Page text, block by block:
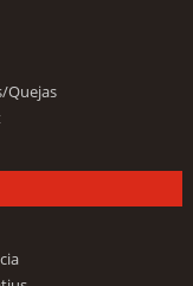
Quejas